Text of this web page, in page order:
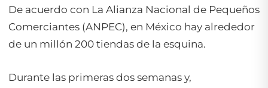
De acuerdo con La Alianza Nacional de Pequeños
Comerciantes (ANPEC), en México hay alrededor
de un millón 200 tiendas de la esquina.
Durante las primeras dos semanas y,